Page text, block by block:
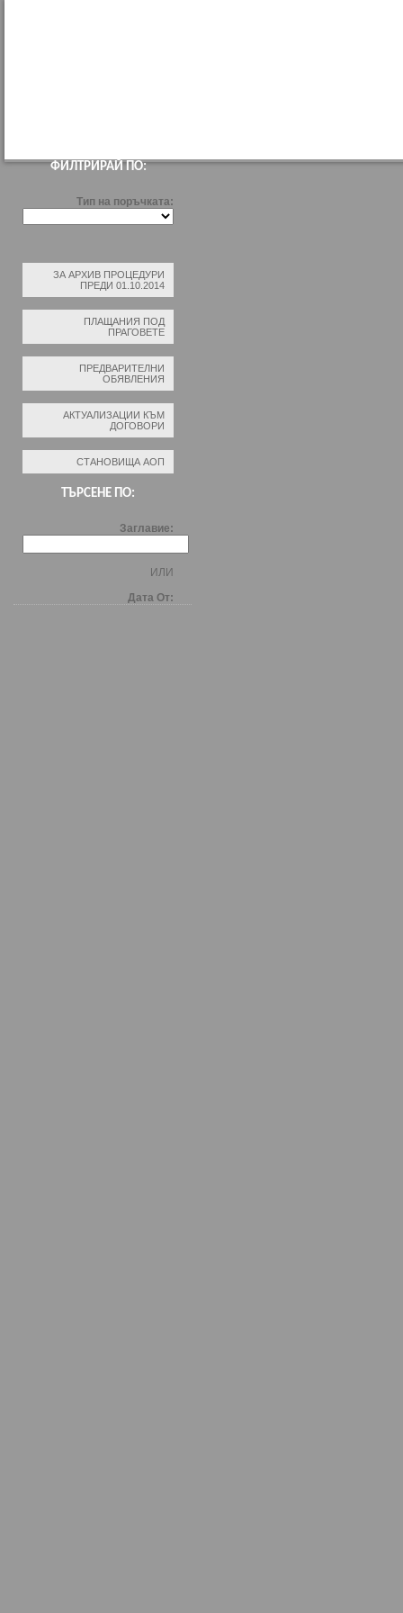
ФИЛТРИРАЙ ПО:
Тип на поръчката:
ЗА АРХИВ ПРОЦЕДУРИ
ПРЕДИ 01.10.2014
ПЛАЩАНИЯ ПОД
ПРАГОВЕТЕ
ПРЕДВАРИТЕЛНИ
ОБЯВЛЕНИЯ
АКТУАЛИЗАЦИИ КЪМ
ДОГОВОРИ
СТАНОВИЩА АОП
ТЪРСЕНЕ ПО:
Заглавие:
ИЛИ
Дата От: